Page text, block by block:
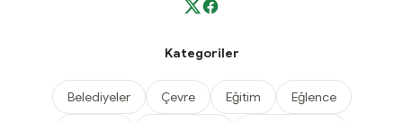
Kategoriler
Belediyeler Çevre Eğitim Eğlence